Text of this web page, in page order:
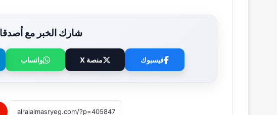
شارك الخبر مع
فيسبوك منصة X واتساب